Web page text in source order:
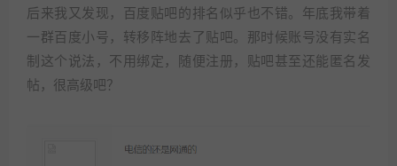
后来我又发现，百度贴吧的排名似乎也不错。年底我带着
一群百度小号，转移阵地去了贴吧。那时候账号没有实名
制这个说法，不用绑定，随便注册，贴吧甚至还能匿名发
帖，很高级吧？